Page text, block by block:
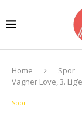
Home Spor
Vagner Love, 3.
Spor